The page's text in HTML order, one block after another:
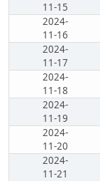
11-15
2024-
11-16
2024-
11-17
2024-
11-18
2024-
11-19
2024-
11-20
2024-
11-21